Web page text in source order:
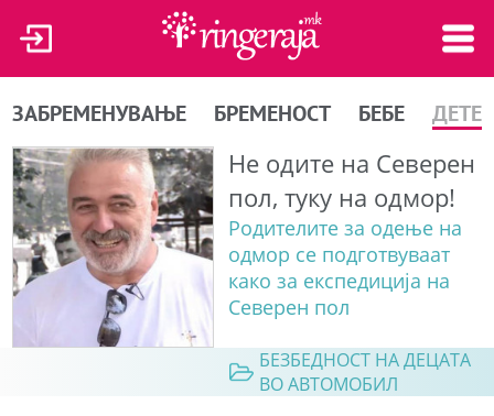
ЗАБРЕМЕНУВАЊЕ БРЕМЕНОСТ БЕБЕ ДЕТЕ
Не одите на Северен
пол, туку на одмор!
Родителите за одење на
одмор се подготвуваат
како за експедиција на
Северен пол
БЕЗБЕДНОСТ НА ДЕЦАТА
ВО АВТОМОБИЛ